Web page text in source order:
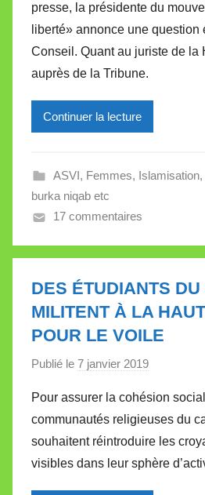
M
i
r
V
e
t
e
presse, la présidente du
liberté» annonce une question
Conseil. Quant au juriste de
auprès de la Tribune.
Continuer la lecture
ASVI, Femmes, Islamisation,
burka niqab etc
17 commentaires
DES ÉTUDIANTS
MILITENT À LA
POUR LE VOILE
Publié le 7 janvier 2019
r
M
i
r
Pour assurer la cohésion
communautés religieuses du
souhaitent réintroduire les
visibles dans leur sphère